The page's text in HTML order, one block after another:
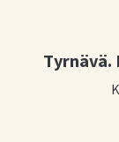
Tyrnävä.